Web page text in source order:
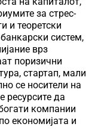
за стрес-
и теоретски
систем,
врз
поризични
стартап, мали
се носители на
ресурсите да
компании
економијата и